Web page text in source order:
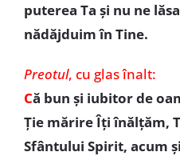
puterea Ta şi nu ne
nădăjduim în Tine.
Preotul, cu glas înalt:
Că bun şi iubitor de
Ţie mărire Îţi înălţăm,
Sfântului Spirit, acum